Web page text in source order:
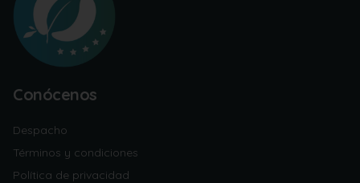
Conócenos
Despacho
Términos y condiciones
Política de privacidad